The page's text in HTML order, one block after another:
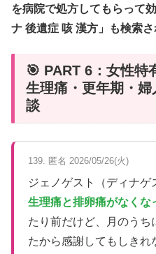
を病院で処方してもらって
ナ 後遺症 咳 漢方」も検索さ
🎯 PART 6：女性特
生理痛・更年期・
談
139. 匿名 2026/05/26(火)
ジェノゲスト（ディナゲ
生理痛と排卵痛がなくな
たり前だけど、月のうち
たから感謝してもしきれ